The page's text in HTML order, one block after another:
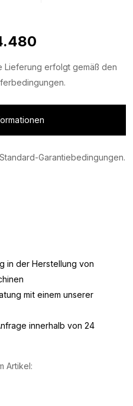
Lieferung erfolgt gemäß den
Garantiebedingungen.
in der Herstellung von
mit einem unserer
innerhalb von 24
Artikel: